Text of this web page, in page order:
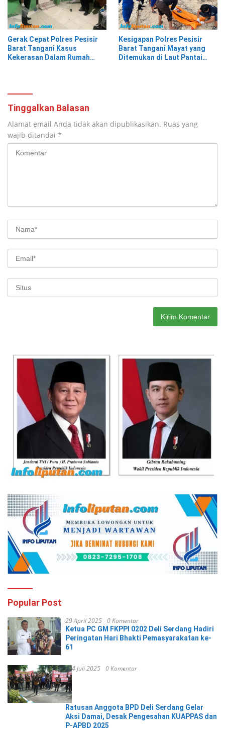
Gerak Cepat Polres Pesisir
Barat Tangani Kasus
Kekerasan Dalam Rumah
Kesigapan Polres Pesisir
Barat Tangani Mayat yang
Ditemukan di Laut Pantai
Tinggalkan Balasan
Alamat email Anda tidak akan dipublikasikan. Ruas yang
wajib ditandai *
Popular Post
29 April 2025 0 Komentar
Ketua PC GM FKPPI 0202 Deli Serdang Hadiri
Peringatan Hari Bhakti Pemasyarakatan ke-
61
4 Juli 2025 0 Komentar
Ratusan Anggota BPD Deli Serdang Gelar
Aksi Damai, Desak Pengesahan KUAPPAS dan
P-APBD 2025